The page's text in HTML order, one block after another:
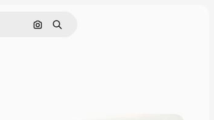
Поиск по изображению
Поиск